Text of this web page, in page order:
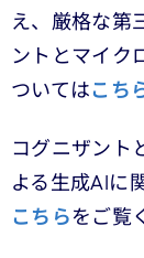
え、厳格な第
ントとマイク
ついてはこち
コグニザント
よる生成AIに
こちら をご覧